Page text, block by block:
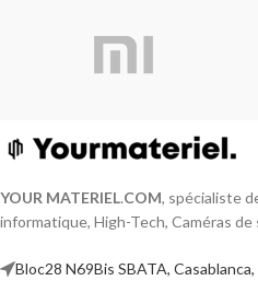
YOUR MATERIEL.COM, spécialiste
informatique, High-Tech, Caméras de
Bloc28 N69Bis SBATA,